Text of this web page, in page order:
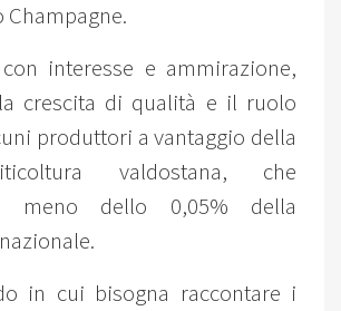
Champagne.
interesse e ammirazione,
crescita di qualità e il ruolo
produttori a vantaggio della
valdostana, che
meno dello 0,05% della
in cui bisogna raccontare i